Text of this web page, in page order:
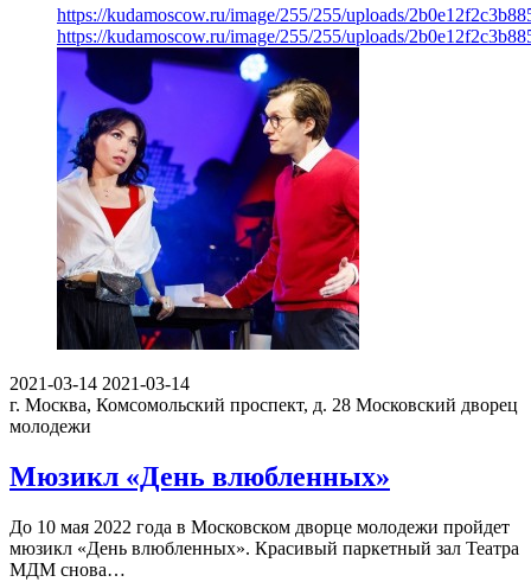
https://kudamoscow.ru/image/255/255/uploads/
https://kudamoscow.ru/image/255/255/uploads/
2021-03-14 2021-03-14
г. Москва, Комсомольский проспект, д. 28 Московский дворец
молодежи
Мюзикл «День влюбленных»
До 10 мая 2022 года в Московском дворце молодежи пройдет
мюзикл «День влюбленных». Красивый паркетный зал Театра
МДМ снова…